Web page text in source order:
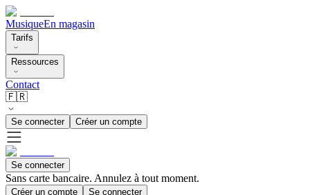
MusiqueEn magasin
Tarifs
Ressources
Contact
🇫🇷
Se connecter Créer un compte
Se connecter
Sans carte bancaire. Annulez à tout moment.
Créer un compte Se connecter